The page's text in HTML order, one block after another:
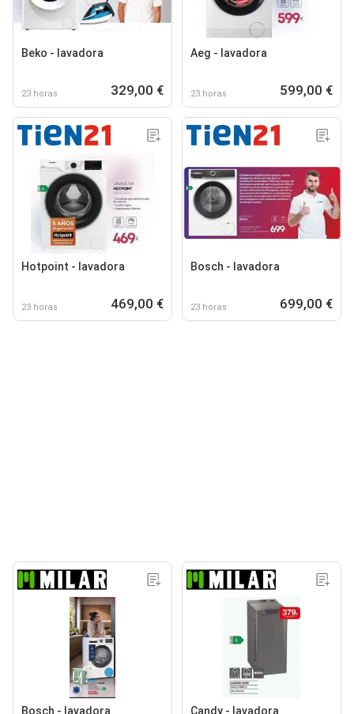
Beko - lavadora
23 horas 329,00 €
Aeg - lavadora
23 horas 599,00 €
Hotpoint - lavadora
23 horas 469,00 €
Bosch - lavadora
23 horas 699,00 €
Bosch - lavadora Candy - lavadora